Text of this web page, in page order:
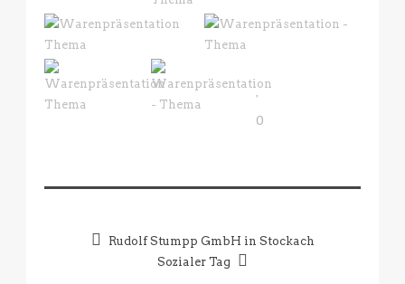
0
Rudolf Stumpp GmbH in Stockach
Sozialer Tag